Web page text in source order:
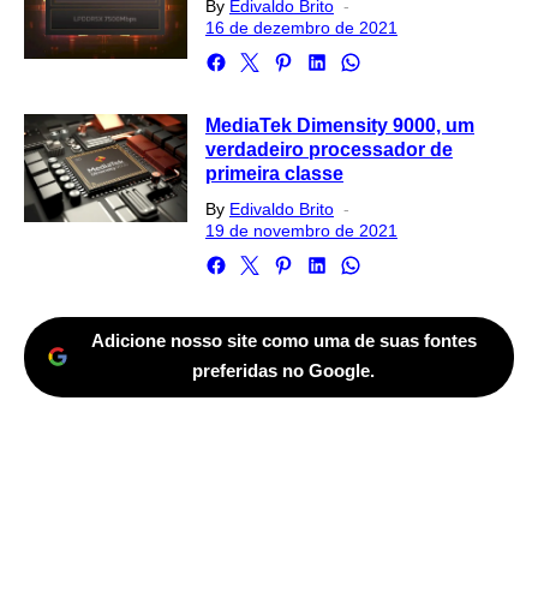
By Edivaldo Brito
on
16 de dezembro de 2021
MediaTek Dimensity 9000, um
verdadeiro processador de
primeira classe
By Edivaldo Brito
on
19 de novembro de 2021
Adicione nosso site como uma de suas fontes
preferidas no Google.